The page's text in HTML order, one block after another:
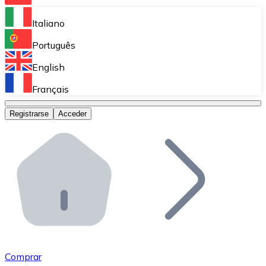
Bitnovo Ramp
Integra nuestra solución en tu plataforma.
Bitnovo Giftcards
Bitnovo OTC
Bitnovo ATM
Integra un ATM Bitnovo en tu negocio y permite que
Bitnovo API
Integra nuestra API en tu ecosistema.
Únete a nuestra red de distribuidores.
Italiano
Português
English
Français
Registrarse Acceder
Comprar